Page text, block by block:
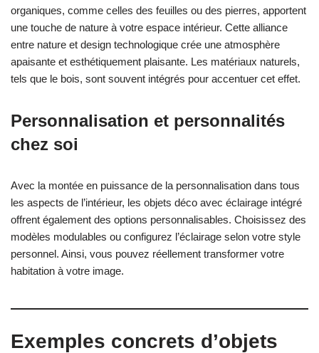
organiques, comme celles des feuilles ou des pierres, apportent
une touche de nature à votre espace intérieur. Cette alliance
entre nature et design technologique crée une atmosphère
apaisante et esthétiquement plaisante. Les matériaux naturels,
tels que le bois, sont souvent intégrés pour accentuer cet effet.
Personnalisation et personnalités
chez soi
Avec la montée en puissance de la personnalisation dans tous
les aspects de l’intérieur, les objets déco avec éclairage intégré
offrent également des options personnalisables. Choisissez des
modèles modulables ou configurez l’éclairage selon votre style
personnel. Ainsi, vous pouvez réellement transformer votre
habitation à votre image.
Exemples concrets d’objets